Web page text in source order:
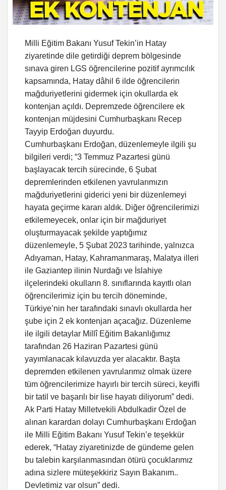
Milli Eğitim Bakanı Yusuf Tekin’in Hatay
ziyaretinde dile getirdiği deprem bölgesinde
sınava giren LGS öğrencilerine pozitif ayrımcılık
kapsamında, Hatay dâhil 6 ilde öğrencilerin
mağduriyetlerini gidermek için okullarda ek
kontenjan açıldı. Depremzede öğrencilere ek
kontenjan müjdesini Cumhurbaşkanı Recep
Tayyip Erdoğan duyurdu.
Cumhurbaşkanı Erdoğan, düzenlemeyle ilgili şu
bilgileri verdi; “3 Temmuz Pazartesi günü
başlayacak tercih sürecinde, 6 Şubat
depremlerinden etkilenen yavrularımızın
mağduriyetlerini giderici yeni bir düzenlemeyi
hayata geçirme kararı aldık. Diğer öğrencilerimizi
etkilemeyecek, onlar için bir mağduriyet
oluşturmayacak şekilde yaptığımız
düzenlemeyle, 5 Şubat 2023 tarihinde, yalnızca
Adıyaman, Hatay, Kahramanmaraş, Malatya illeri
ile Gaziantep ilinin Nurdağı ve İslahiye
ilçelerindeki okulların 8. sınıflarında kayıtlı olan
öğrencilerimiz için bu tercih döneminde,
Türkiye’nin her tarafındaki sınavlı okullarda her
şube için 2 ek kontenjan açacağız. Düzenleme
ile ilgili detaylar Millî Eğitim Bakanlığımız
tarafından 26 Haziran Pazartesi günü
yayımlanacak kılavuzda yer alacaktır. Başta
depremden etkilenen yavrularımız olmak üzere
tüm öğrencilerimize hayırlı bir tercih süreci, keyifli
bir tatil ve başarılı bir lise hayatı diliyorum” dedi.
Ak Parti Hatay Milletvekili Abdulkadir Özel de
alınan karardan dolayı Cumhurbaşkanı Erdoğan
ile Milli Eğitim Bakanı Yusuf Tekin’e teşekkür
ederek, “Hatay ziyaretinizde de gündeme gelen
bu talebin karşılanmasından ötürü çocuklarımız
adına sizlere müteşekkiriz Sayın Bakanım..
Devletimiz var olsun” dedi.